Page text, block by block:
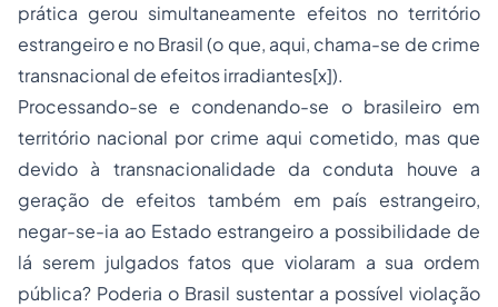
prática gerou simultaneamente efeitos no território
estrangeiro e no Brasil (o que, aqui, chama-se de crime
transnacional de efeitos irradiantes[x]).
Processando-se e condenando-se o brasileiro em
território nacional por crime aqui cometido, mas que
devido à transnacionalidade da conduta houve a
geração de efeitos também em país estrangeiro,
negar-se-ia ao Estado estrangeiro a possibilidade de
lá serem julgados fatos que violaram a sua ordem
pública? Poderia o Brasil sustentar a possível violação